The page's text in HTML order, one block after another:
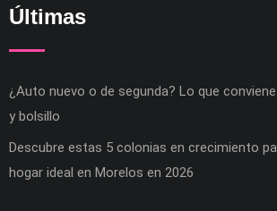
Últimas
¿Auto nuevo o de segunda? Lo que
y bolsillo
Descubre estas 5 colonias en crecimiento
hogar ideal en Morelos en 2026